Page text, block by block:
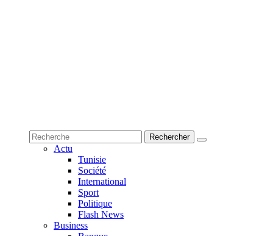
Actu
Tunisie
Société
International
Sport
Politique
Flash News
Business